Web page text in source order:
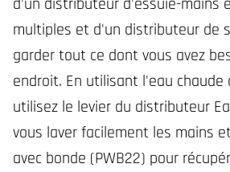
multiples et d'un distributeur de
garder tout ce dont vous avez
endroit. En utilisant l'eau chaude
utilisez le levier du distributeur
vous laver facilement les mains
avec bonde (PWB22) pour